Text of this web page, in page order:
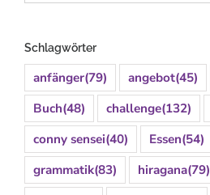
Schlagwörter
anfänger(79) angebot(45)
Buch(48) challenge(132)
conny sensei(40) Essen(54)
grammatik(83) hiragana(79)